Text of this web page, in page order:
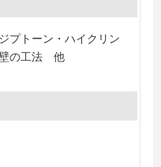
プトーン・ハイクリン
壁の工法 他